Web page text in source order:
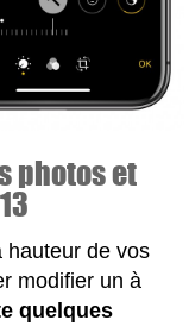
photos et
hauteur de vos
modifier un à
quelques